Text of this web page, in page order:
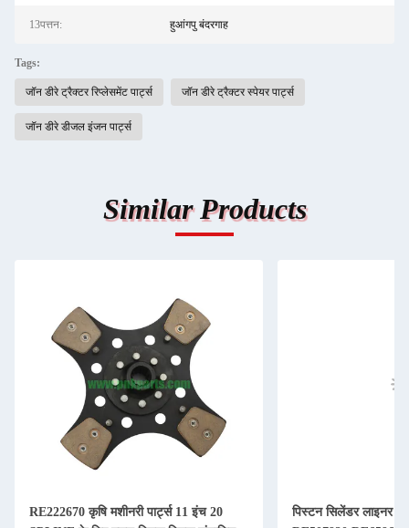
13पत्तन: हुआंगपु बंदरगाह
Tags:
जॉन डीरे ट्रैक्टर रिप्लेसमेंट पार्ट्स जॉन डीरे ट्रैक्टर स्पेयर पार्ट्स
जॉन डीरे डीजल इंजन पार्ट्स
Similar Products
RE222670 कृषि मशीनरी पार्ट्स 11 इंच 20
पिस्टन सिलेंडर लाइनर